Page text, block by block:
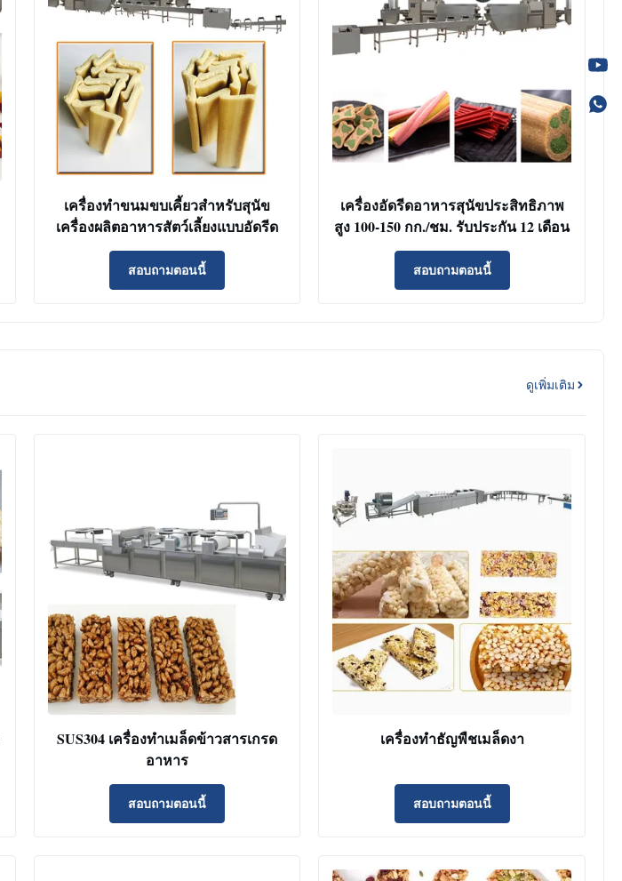
เครื่องทำขนมขบเคี้ยวสำหรับสุนัข
เครื่องผลิตอาหารสัตว์เลี้ยงแบบอัดรีด
สอบถามตอนนี้
เครื่องอัดรีดอาหารสุนัขประสิทธิภาพ
สูง 100-150 กก./ชม. รับประกัน 12 เดือน
สอบถามตอนนี้
ดูเพิ่มเติม
SUS304 เครื่องทําเมล็ดข้าวสารเกรด
อาหาร
สอบถามตอนนี้
เครื่องทำธัญพืชเมล็ดงา
สอบถามตอนนี้